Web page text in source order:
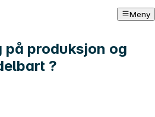
Meny
på produksjon og
?